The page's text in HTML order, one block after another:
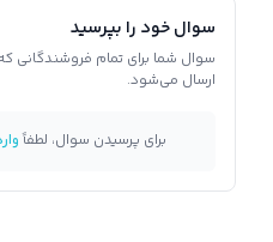
سوال خود را بپرسید
ارسال می‌شود.
برای پرسیدن سوال، لطفاً